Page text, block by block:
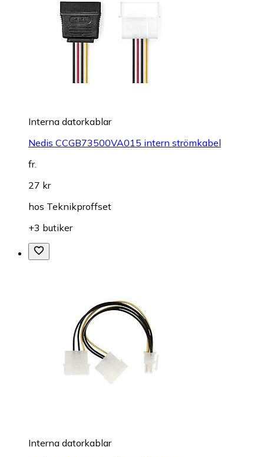
Interna datorkablar
Nedis CCGB73500VA015 intern strömkabel
fr.
27 kr
hos Teknikproffset
+3 butiker
Interna datorkablar